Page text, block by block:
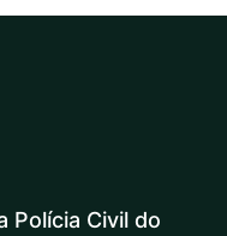
Polícia Civil do